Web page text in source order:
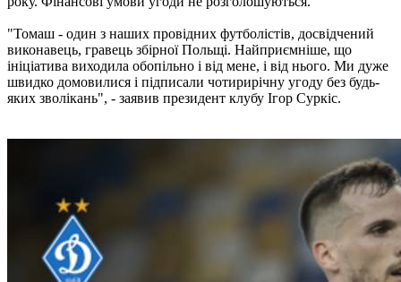
"Томаш - один з наших провідних футболістів, досвідчений
виконавець, гравець збірної Польщі. Найприємніше, що
ініціатива виходила обопільно і від мене, і від нього. Ми дуже
швидко домовилися і підписали чотирирічну угоду без будь-
яких зволікань", - заявив президент клубу Ігор Суркіс.